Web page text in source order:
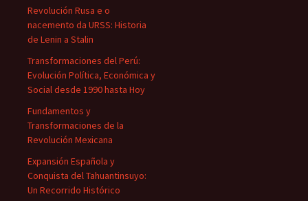
Revolución Rusa e o
nacemento da URSS: Historia
de Lenin a Stalin
Transformaciones del Perú:
Evolución Política, Económica y
Social desde 1990 hasta Hoy
Fundamentos y
Transformaciones de la
Revolución Mexicana
Expansión Española y
Conquista del Tahuantinsuyo:
Un Recorrido Histórico